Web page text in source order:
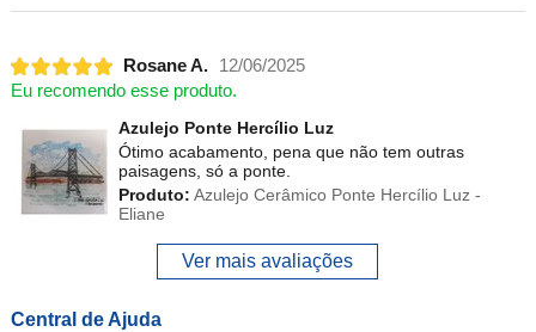
Rosane A.
12/06/2025
Eu recomendo esse produto.
Azulejo Ponte Hercílio Luz
Ótimo acabamento, pena que não tem outras
paisagens, só a ponte.
Produto: Azulejo Cerâmico Ponte Hercílio Luz -
Eliane
Ver mais avaliações
Central de Ajuda